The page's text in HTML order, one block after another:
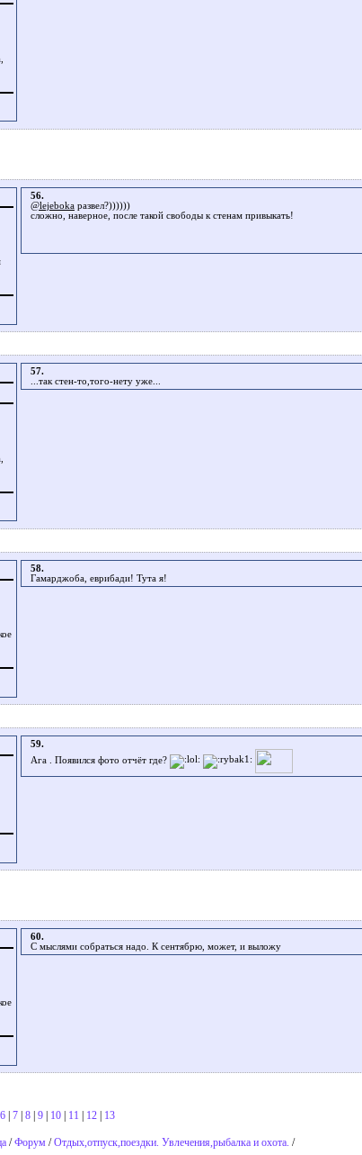
56.
@lejeboka развел?))))))
сложно, наверное, после такой свободы к стенам привыкать!
57.
...так стен-то,того-нету уже...
58.
Гамарджоба, еврибади! Тута я!
59.
Ага . Появился фото отчёт где?
60.
С мыслями собраться надо. К сентябрю, может, и выложу
6 7 8 9 10 11 12 13
/Форум /Отдых,отпуск,поездки. Увлечения,рыбалка и охота. /